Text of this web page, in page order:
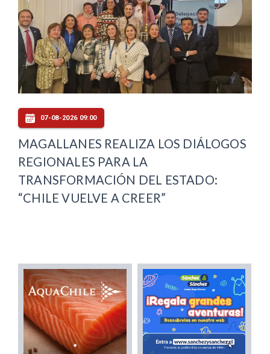
07-08-2026 09:00
MAGALLANES REALIZA LOS DIÁLOGOS
REGIONALES PARA LA
TRANSFORMACIÓN DEL ESTADO:
“CHILE VUELVE A CREER”